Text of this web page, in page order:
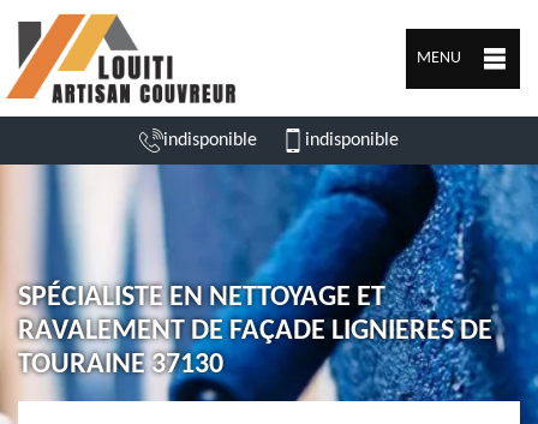
MENU
indisponible indisponible
SPÉCIALISTE EN NETTOYAGE ET
RAVALEMENT DE FAÇADE LIGNIERES DE
TOURAINE 37130